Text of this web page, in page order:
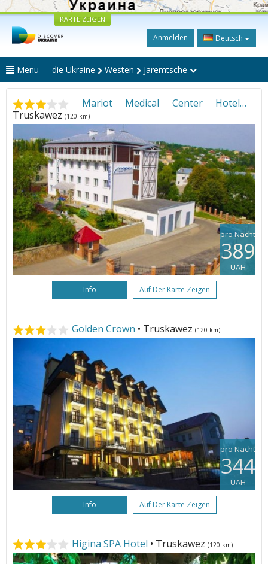
KARTE ZEIGEN
Anmelden Deutsch
Menu die Ukraine Westen Jaremtsche
Mariot Medical Center Hotel
Truskawez (120 km)
pro Nacht
389
UAH
Info Auf Der Karte Zeigen
Golden Crown • Truskawez (120 km)
pro Nacht
344
UAH
Info Auf Der Karte Zeigen
Higina SPA Hotel • Truskawez (120 km)